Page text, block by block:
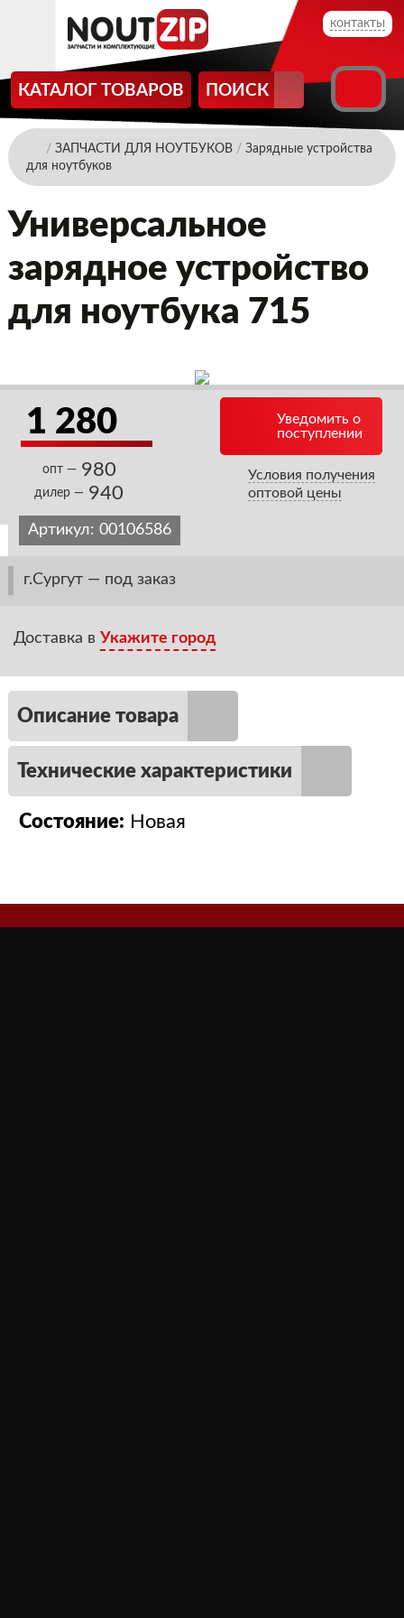
контакты
КАТАЛОГ ТОВАРОВ ПОИСК
/ ЗАПЧАСТИ ДЛЯ НОУТБУКОВ/ Зарядные устройства
для ноутбуков
Универсальное
зарядное устройство
для ноутбука 715
1 280
опт — 980
дилер — 940
Уведомить о
поступлении
Условия получения
оптовой цены
Артикул: 00106586
г.Сургут — под заказ
Доставка в Укажите город
Описание товара
Технические характеристики
Состояние: Новая